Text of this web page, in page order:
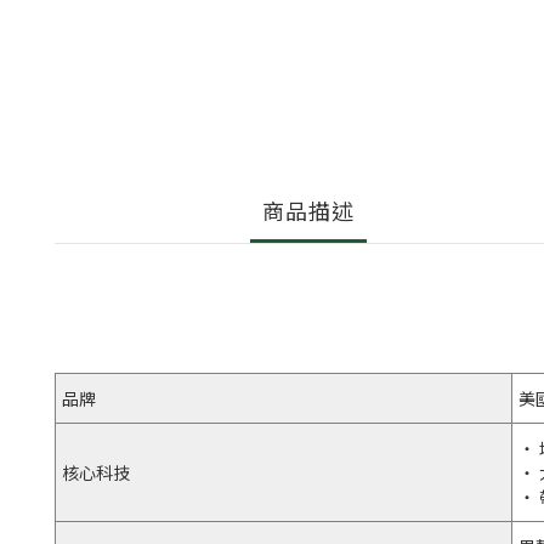
商品描述
品牌 美
核心科技